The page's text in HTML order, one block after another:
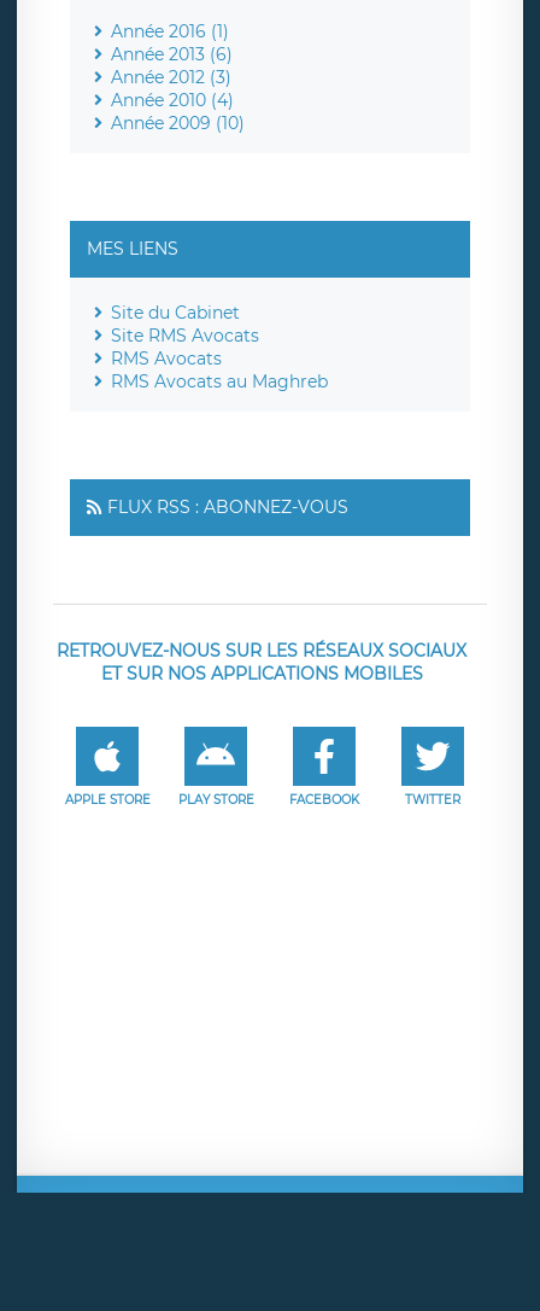
Année 2016 (1)
Année 2013 (6)
Année 2012 (3)
Année 2010 (4)
Année 2009 (10)
MES LIENS
Site du Cabinet
Site RMS Avocats
RMS Avocats
RMS Avocats au Maghreb
FLUX RSS : ABONNEZ-VOUS
RETROUVEZ-NOUS SUR LES RÉSEAUX SOCIAUX
ET SUR NOS APPLICATIONS MOBILES
APPLE STORE PLAY STORE FACEBOOK TWITTER